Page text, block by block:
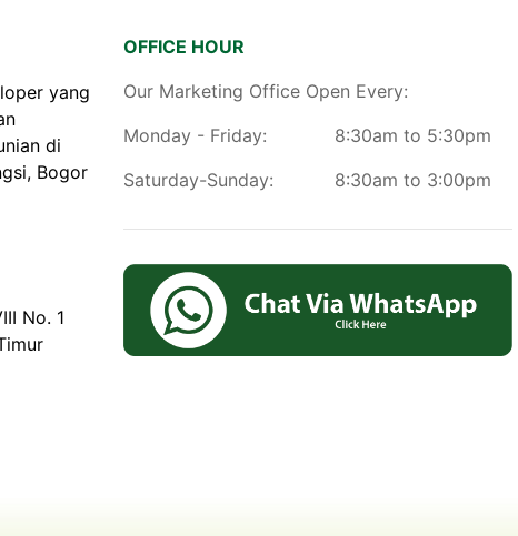
yang
di
Bogor
No. 1
OFFICE HOUR
Our Marketing Office Open Every:
Monday - Friday:
8:30am to 5:30pm
Saturday-Sunday:
8:30am to 3:00pm